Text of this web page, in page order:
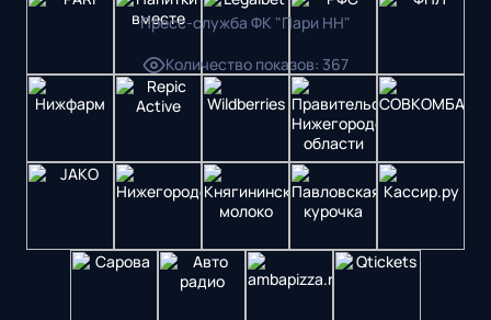
Пресс-служба ФК "Пари НН"
Количество показов: 367